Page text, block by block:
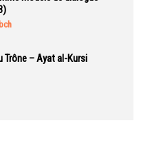
Trône – Ayat al-Kursi